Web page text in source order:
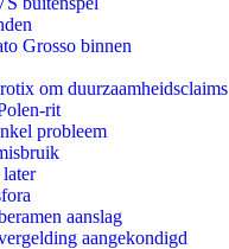
Grosso binnen
om duurzaamheidsclaims
rit
probleem
aanslag
aangekondigd